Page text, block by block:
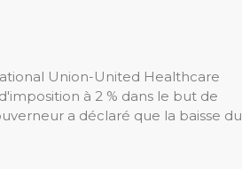
Union-United Healthcare
à 2 % dans le but de
a déclaré que la baisse du